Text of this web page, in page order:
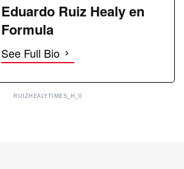
Eduardo Ruiz Healy en
Formula
See Full Bio
RUIZHEALYTIMES_H_0